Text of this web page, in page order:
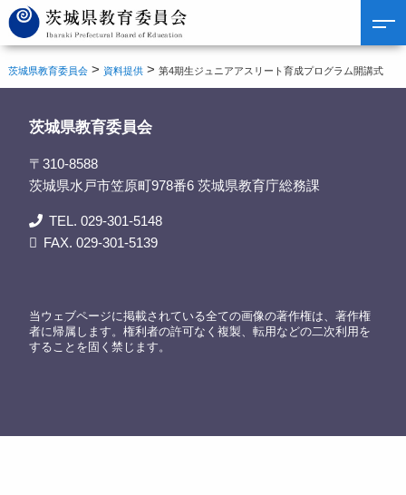
茨城県教育委員会 > 資料提供 >第4期生ジュニアアスリート育成プログラム開講式
茨城県教育委員会
〒310-8588
茨城県水戸市笠原町978番6 茨城県教育庁総務課
TEL. 029-301-5148
FAX. 029-301-5139
当ウェブページに掲載されている全ての画像の著作権は、著作権
者に帰属します。権利者の許可なく複製、転用などの二次利用を
することを固く禁じます。